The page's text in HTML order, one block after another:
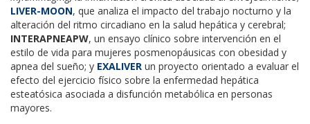
LIVER-MOON, que analiza el impacto del trabajo nocturno y la
alteración del ritmo circadiano en la salud hepática y cerebral;
INTERAPNEAPW, un ensayo clínico sobre intervención en el
estilo de vida para mujeres posmenopáusicas con obesidad y
apnea del sueño; y EXALIVER un proyecto orientado a evaluar el
efecto del ejercicio físico sobre la enfermedad hepática
esteatósica asociada a disfunción metabólica en personas
mayores.